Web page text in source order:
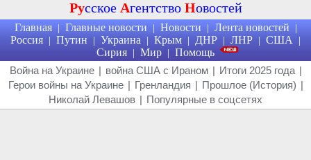
Русское Агентство Новостей
Главная | Главные новости | Новости | Лента новостей |
Россия | Путин | Украина | Крым | ДНР | ЛНР | США |
Сирия | Мир | Помощь
Война на Украине | война США с Ираном | Итоги 2025 года |
Герои войны на Украине | Гренландия | Прошлое (История) |
Николай Левашов | Популярные в соцсетях